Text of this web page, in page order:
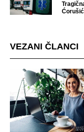
VEZANI ČLANCI